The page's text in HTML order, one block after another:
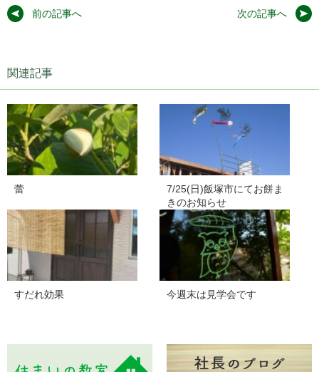
前の記事へ 次の記事へ
関連記事
蕾
7/25(日)飯塚市にてお餅ま
きのお知らせ
すだれ効果 今週末は見学会です